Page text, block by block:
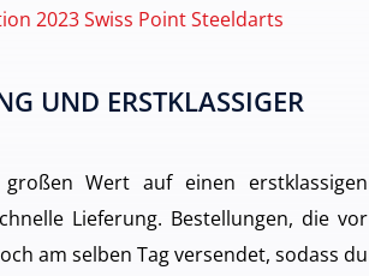
2023 Swiss Point Steeldarts
UND ERSTKLASSIGER
Wert auf einen erstklassigen
Lieferung. Bestellungen, die vor
am selben Tag versendet, sodass du